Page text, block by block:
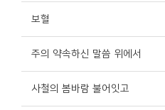
보혈
주의 약속하신 말씀 위에서
사철의 봄바람 불어잇고